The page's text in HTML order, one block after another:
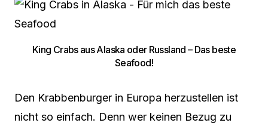
King Crabs aus Alaska oder Russland – Das beste
Seafood!
Den Krabbenburger in Europa herzustellen ist
nicht so einfach. Denn wer keinen Bezug zu